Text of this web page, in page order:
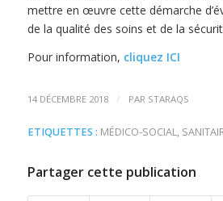
mettre en œuvre cette démarche
de la qualité des soins et de la
Pour information, cliquez ICI
14 DÉCEMBRE 2018 / PAR STARAQS
ETIQUETTES : MÉDICO-SOCIAL,
Partager cette publication